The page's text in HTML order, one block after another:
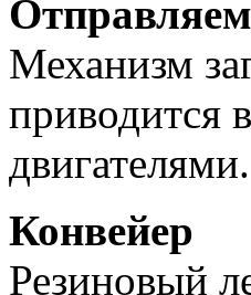
Механизм
приводится
двигателями.
Конвейер
Резиновый